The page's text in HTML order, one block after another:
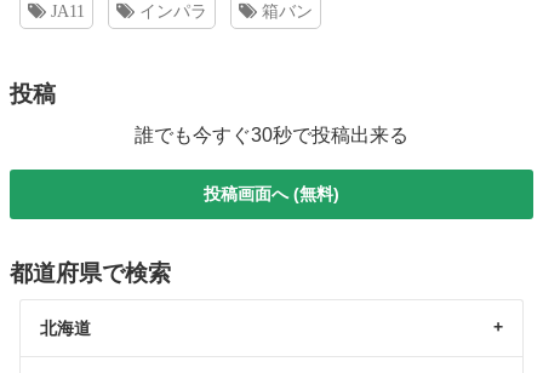
JA11 インパラ 箱バン
投稿
誰でも今すぐ30秒で投稿出来る
投稿画面へ (無料)
都道府県で検索
北海道